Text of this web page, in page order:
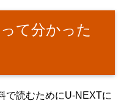
て分かった
読むためにU-NEXTに